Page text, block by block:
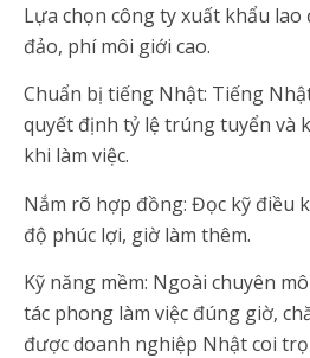
Lựa chọn công ty xuất khẩu
đảo, phí môi giới cao.
Chuẩn bị tiếng Nhật: Tiếng
quyết định tỷ lệ trúng tuyển và
khi làm việc.
Nắm rõ hợp đồng: Đọc kỹ điều
độ phúc lợi, giờ làm thêm.
Kỹ năng mềm: Ngoài chuyên
tác phong làm việc đúng giờ,
được doanh nghiệp Nhật coi